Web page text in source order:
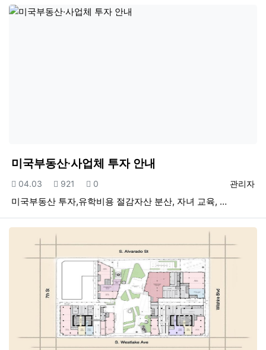
미국부동산·사업체 투자 안내
등록자
관리자
등록일
04.03 조회
921 추천
0
미국부동산 투자,유학비용 절감자산 분산, 자녀 교육, …